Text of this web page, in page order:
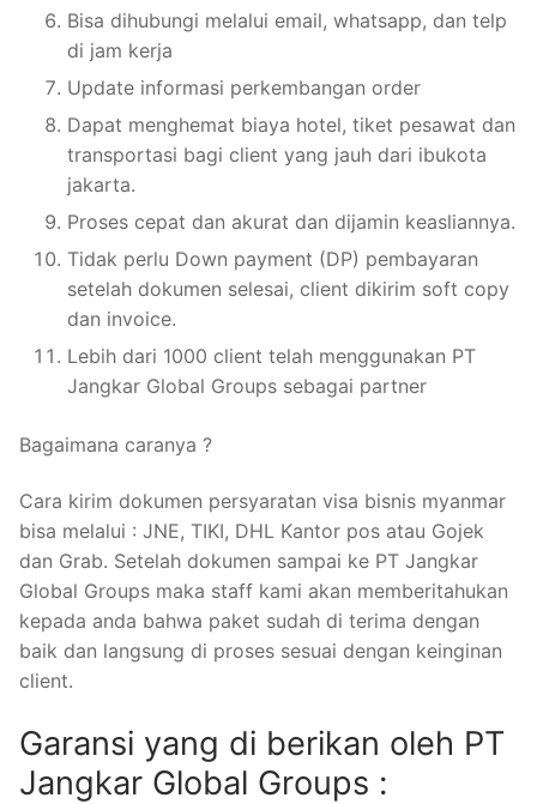
Bisa dihubungi melalui email, whatsapp, dan telp
di jam kerja
Update informasi perkembangan order
Dapat menghemat biaya hotel, tiket pesawat dan
transportasi bagi client yang jauh dari ibukota
jakarta.
Proses cepat dan akurat dan dijamin keasliannya.
Tidak perlu Down payment (DP) pembayaran
setelah dokumen selesai, client dikirim soft copy
dan invoice.
Lebih dari 1000 client telah menggunakan PT
Jangkar Global Groups sebagai partner
Bagaimana caranya ?
Cara kirim dokumen persyaratan visa bisnis myanmar
bisa melalui : JNE, TIKI, DHL Kantor pos atau Gojek
dan Grab. Setelah dokumen sampai ke PT Jangkar
Global Groups maka staff kami akan memberitahukan
kepada anda bahwa paket sudah di terima dengan
baik dan langsung di proses sesuai dengan keinginan
client.
Garansi yang di berikan oleh PT
Jangkar Global Groups :